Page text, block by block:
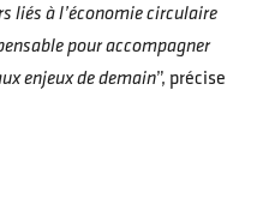
liés à l’économie circulaire
pour accompagner
enjeux de demain”, précise